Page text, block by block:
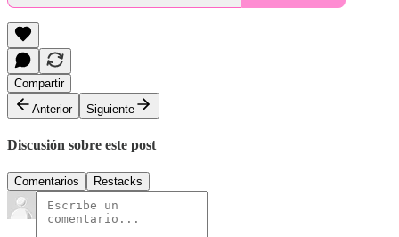
Compartir
Anterior
Siguiente
Discusión sobre este post
Comentarios Restacks